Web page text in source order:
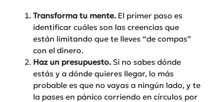
Transforma tu mente. El primer paso es
identificar cuáles son las creencias que
están limitando que te lleves “de compas”
con el dinero.
Haz un presupuesto. Si no sabes dónde
estás y a dónde quieres llegar, lo más
probable es que no vayas a ningún lado, y te
la pases en pánico corriendo en círculos por